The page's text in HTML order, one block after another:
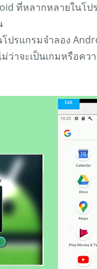
ที่หลากหลายในโ
ปรแกรมจำลอง
ว่าจะเป็นเกมหรือค